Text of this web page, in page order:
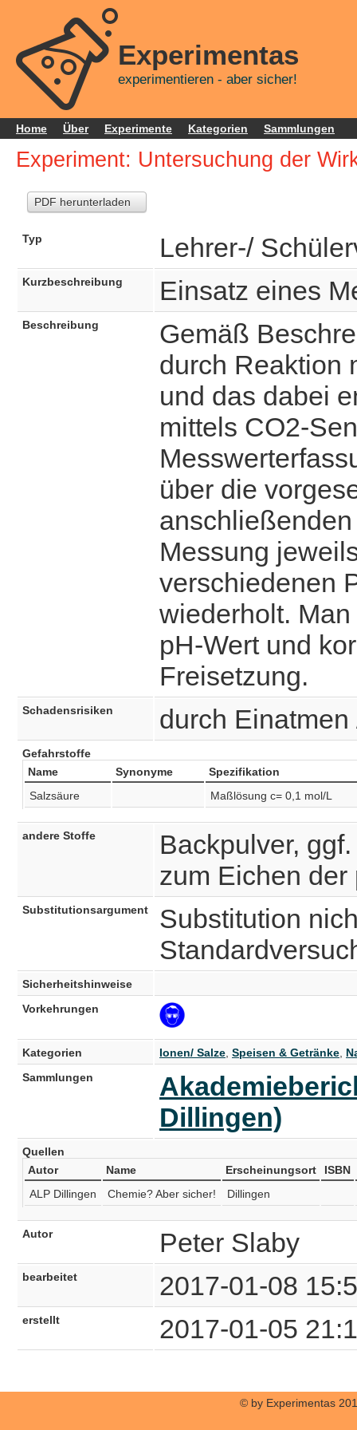
Experimentas
experimentieren - aber sicher!
Home Über Experimente Kategorien Sammlungen
Experiment: Untersuchung der
PDF herunterladen
Typ Lehrer-/
Kurzbeschreibung Einsatz eines
Beschreibung
Gemäß
durch Reaktion
und das dabei
mittels CO2-
über die
Messung
verschiedenen
wiederholt.
pH-Wert und
Freisetzung.
Schadensrisiken durch
Gefahrstoffe
Name
Synonyme
Spezifikation
Salzsäure
Maßlösung c= 0,1 mol/L
andere Stoffe
Backpulver,
zum Eichen
Substitutionsargument
Substitution
Sicherheitshinweise
Vorkehrungen
Kategorien Ionen/ Salze Speisen & Getränke
Sammlungen
Dillingen)
Quellen
Autor
Name Erscheinungsort
ISBN
ALP Dillingen
Chemie? Aber sicher! Dillingen
Autor Peter Slaby
bearbeitet 2017-01-08
erstellt 2017-01-05
© by Experimentas